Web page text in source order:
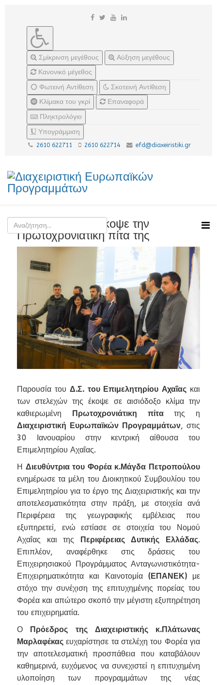
Σμίκρινση μεγέθους
Αύξηση μεγέθους
Κανονικό μέγεθος
Φωτεινή Αντίθεση
Σκοτεινή Αντίθεση
Κλίμακα του γκρί
Επαναφορά
Πληκτρολόγιο
Υπογράμμιση
2610 622711 2610 622714 efd@diaxeiristiki.gr
Η Διαχειριστική έκοψε την
Πρωτοχρονιάτικη πίτα της
Παρουσία του Δ.Σ. του Επιμελητηρίου Αχαΐας και
των στελεχών της έκοψε σε αισιόδοξο κλίμα την
καθιερωμένη Πρωτοχρονιάτικη πίτατης η
Διαχειριστική Ευρωπαϊκών Προγραμμάτων, στις
30 Ιανουαρίου στην κεντρική αίθουσα του
Επιμελητηρίου Αχαΐας.
Η Διευθύντρια του Φορέα κ.Μάγδα Πετροπούλου
ενημέρωσε τα μέλη του Διοικητικού Συμβουλίου του
Επιμελητηρίου για το έργο της Διαχειριστικής και την
αποτελεσματικότητα στην πράξη, με στοιχεία ανά
Περιφέρεια της γεωγραφικής εμβέλειας που
εξυπηρετεί, ενώ εστίασε σε στοιχεία του Νομού
Αχαΐας και της Περιφέρειας Δυτικής Ελλάδας.
Επιπλέον, αναφέρθηκε στις δράσεις του
Επιχειρησιακού Προγράμματος Ανταγωνιστικότητα-
Επιχειρηματικότητα και Καινοτομία (ΕΠΑΝΕΚ)με
στόχο την συνέχιση της επιτυχημένης πορείας του
Φορέα και απώτερο σκοπό την μέγιστη εξυπηρέτηση
του επιχειρηματία.
Ο Πρόεδρος της Διαχειριστικής κ.Πλάτωνας
Μαρλαφέκας ευχαρίστησε τα στελέχη του Φορέα για
την αποτελεσματική προσπάθεια που καταβάλουν
καθημερινά, ευχόμενος να συνεχιστεί η επιτυχημένη
υλοποίηση των προγραμμάτων της νέας